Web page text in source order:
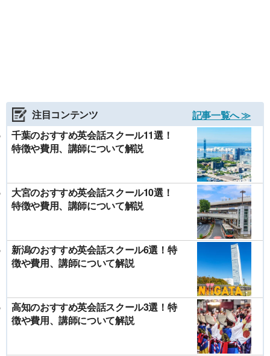
注目コンテンツ
記事一覧へ ≫
千葉のおすすめ英会話スクール11選！
特徴や費用、講師について解説
大宮のおすすめ英会話スクール10選！
特徴や費用、講師について解説
新潟のおすすめ英会話スクール6選！特
徴や費用、講師について解説
高知のおすすめ英会話スクール3選！特
徴や費用、講師について解説